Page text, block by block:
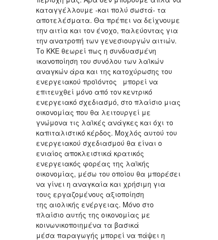
καταγγέλλουμε -και πολύ σωστά- τα
αποτελέσματα. Θα πρέπει να δείχνουμε
την αιτία και τον ένοχο, παλεύοντας για
την ανατροπή των γενεσιουργών αιτιών.
Το ΚΚΕ θεωρεί πως η συνδυασμένη
ικανοποίηση του συνόλου των λαϊκών
αναγκών άρα και της κατοχύρωσης του
ενεργειακού προϊόντος μπορεί να
επιτευχθεί μόνο από τον κεντρικό
ενεργειακό σχεδιασμό, στο πλαίσιο μιας
οικονομίας που θα λειτουργεί με
γνώμονα τις λαϊκές ανάγκες και όχι το
καπιταλιστικό κέρδος. Μοχλός αυτού του
ενεργειακού σχεδιασμού θα είναι ο
ενιαίος αποκλειστικά κρατικός
ενεργειακός φορέας της λαϊκής
οικονομίας, μέσω του οποίου θα μπορέσει
να γίνει η αναγκαία και χρήσιμη για
τους εργαζομένους αξιοποίηση
της αιολικής ενέργειας. Μόνο στο
πλαίσιο αυτής της οικονομίας με
κοινωνικοποιημένα τα βασικά
μέσα παραγωγής μπορεί να πάψει η